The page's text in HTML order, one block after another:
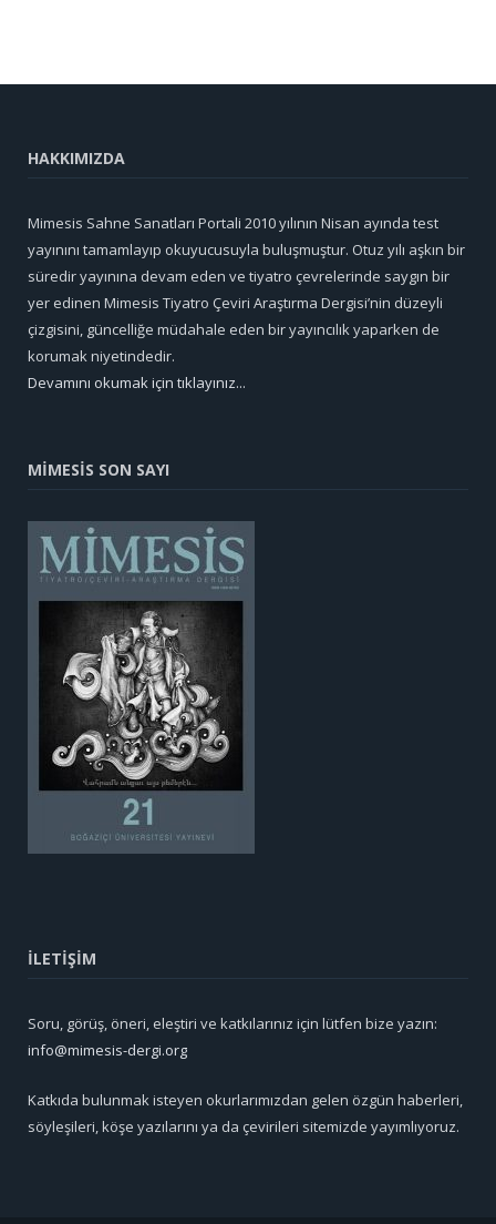
HAKKIMIZDA
Mimesis Sahne Sanatları Portali 2010 yılının Nisan ayında test
yayınını tamamlayıp okuyucusuyla buluşmuştur. Otuz yılı aşkın bir
süredir yayınına devam eden ve tiyatro çevrelerinde saygın bir
yer edinen Mimesis Tiyatro Çeviri Araştırma Dergisi’nin düzeyli
çizgisini, güncelliğe müdahale eden bir yayıncılık yaparken de
korumak niyetindedir.
Devamını okumak için tıklayınız...
MİMESİS SON SAYI
İLETİŞİM
Soru, görüş, öneri, eleştiri ve katkılarınız için lütfen bize yazın:
info@mimesis-dergi.org
Katkıda bulunmak isteyen okurlarımızdan gelen özgün haberleri,
söyleşileri, köşe yazılarını ya da çevirileri sitemizde yayımlıyoruz.